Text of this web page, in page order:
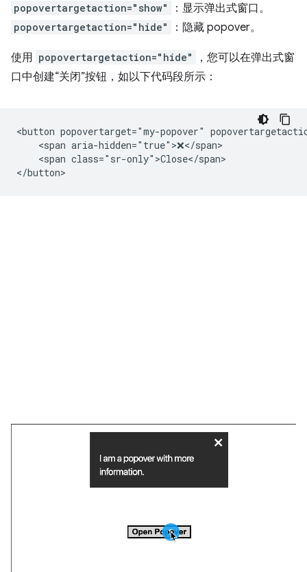
popovertargetaction="show" ：显示弹出式窗口。
popovertargetaction="hide" ：隐藏 popover。
使用 popovertargetaction="hide"
，您可以在弹出式窗
口中创建“关闭”按钮，如以下代码段所示：
<button popovertarget="my-popover"
    <span aria-hidden="true">❌</span>
    <span class="sr-only">Close</span>